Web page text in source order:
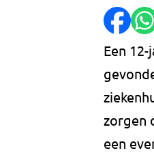
Een
zorgen
een